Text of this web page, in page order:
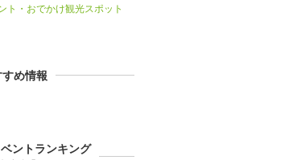
ト・おでかけ観光スポット
め情報
ントランキング